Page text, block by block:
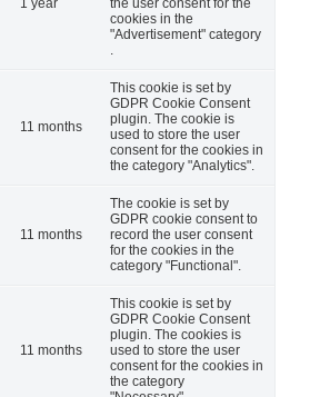
cookies in the
"Advertisement" category
11 months
This cookie is set by
GDPR Cookie Consent
plugin. The cookie is
used to store the user
consent for the cookies in
the category "Analytics".
11 months
The cookie is set by
GDPR cookie consent to
record the user consent
for the cookies in the
category "Functional".
11 months
This cookie is set by
GDPR Cookie Consent
plugin. The cookies is
used to store the user
consent for the cookies in
the category